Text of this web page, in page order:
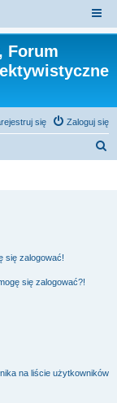
Forum
Zaloguj się
się
się zalogować!
się zalogować?!
na liście użytkowników